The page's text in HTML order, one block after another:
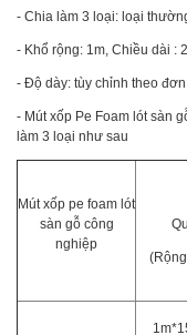
- Chia làm 3 loại: loại
- Khổ rộng: 1m, Chiều dài :
- Độ dày: tùy chỉnh theo
- Mút xốp Pe Foam lót sàn
làm 3 loại như sau
Mút xốp pe foam lót
sàn gỗ công
nghiệp